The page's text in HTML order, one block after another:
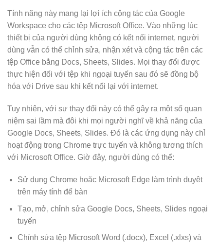
Tính năng này mang lại lợi ích cộng tác của Google
Workspace cho các tệp Microsoft Office. Vào những lúc
thiết bị của người dùng không có kết nối internet, người
dùng vẫn có thể chỉnh sửa, nhận xét và cộng tác trên các
tệp Office bằng Docs, Sheets, Slides. Mọi thay đổi được
thực hiện đối với tệp khi ngoại tuyến sau đó sẽ đồng bộ
hóa với Drive sau khi kết nối lại với internet.
Tuy nhiên, với sự thay đổi này có thể gây ra một số quan
niệm sai lầm mà đôi khi mọi người nghĩ về khả năng của
Google Docs, Sheets, Slides. Đó là các ứng dụng này chỉ
hoạt động trong Chrome trực tuyến và không tương thích
với Microsoft Office. Giờ đây, người dùng có thể:
Sử dụng Chrome hoặc Microsoft Edge làm trình duyệt
trên máy tính để bàn
Tạo, mở, chỉnh sửa Google Docs, Sheets, Slides ngoại
tuyến
Chỉnh sửa tệp Microsoft Word (.docx), Excel (.xlxs) và